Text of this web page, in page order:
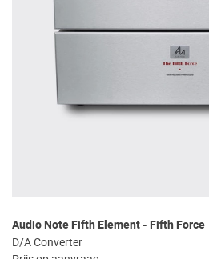
Audio Note Fifth Element - Fifth Force
D/A Converter